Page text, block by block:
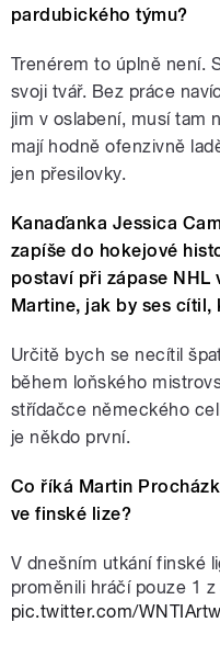
pardubického týmu?
Trenérem to úplně není.
svoji tvář. Bez práce
jim v oslabení, musí tam
mají hodně ofenzivně
jen přesilovky.
Kanaďanka Jessica
zapíše do hokejové
postaví při zápase NHL
Martine, jak by ses cítil,
Určitě bych se necítil
během loňského
střídačce německého
je někdo první.
Co říká Martin
ve finské lize?
V dnešním utkání finské
proměnili hráčí pouze 1
pic.twitter.com/